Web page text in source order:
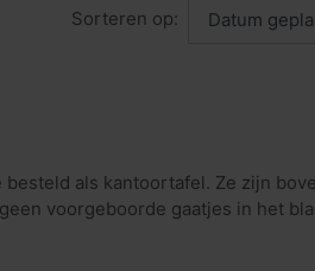
Sorteren op:
als kantoortafel. Ze zijn
voorgeboorde gaatjes in het